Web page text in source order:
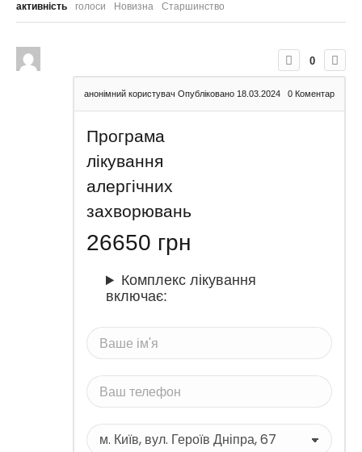
активність голоси Новизна Старшинство
0
анонімний користувач Опубліковано 18.03.2024 0 Коментар
Програма
лікування
алергічних
захворювань
26650 грн
Комплекс лікування
включає: